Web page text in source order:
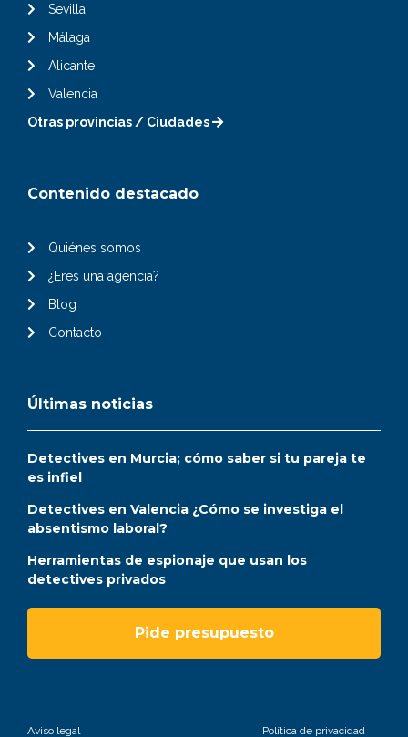
Sevilla
Málaga
Alicante
Valencia
Otras provincias / Ciudades
Contenido destacado
Quiénes somos
¿Eres una agencia?
Blog
Contacto
Últimas noticias
Detectives en Murcia; cómo saber si tu pareja te
es infiel
Detectives en Valencia ¿Cómo se investiga el
absentismo laboral?
Herramientas de espionaje que usan los
detectives privados
Pide presupuesto
Aviso legal Política de privacidad